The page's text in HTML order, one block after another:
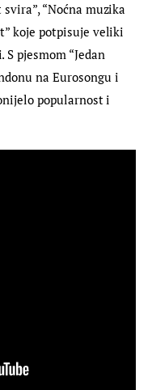
“Noćna muzika
koje potpisuje veliki
pjesmom “Jedan
na Eurosongu i
popularnost i